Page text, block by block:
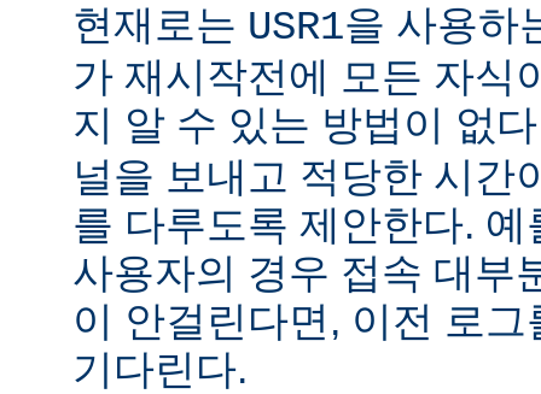
현재로는 USR1을 사용하
가 재시작전에 모든 자식
지 알 수 있는 방법이 없
널을 보내고 적당한 시간
를 다루도록 제안한다.
사용자의 경우 접속 대부
이 안걸린다면, 이전 로
기다린다.